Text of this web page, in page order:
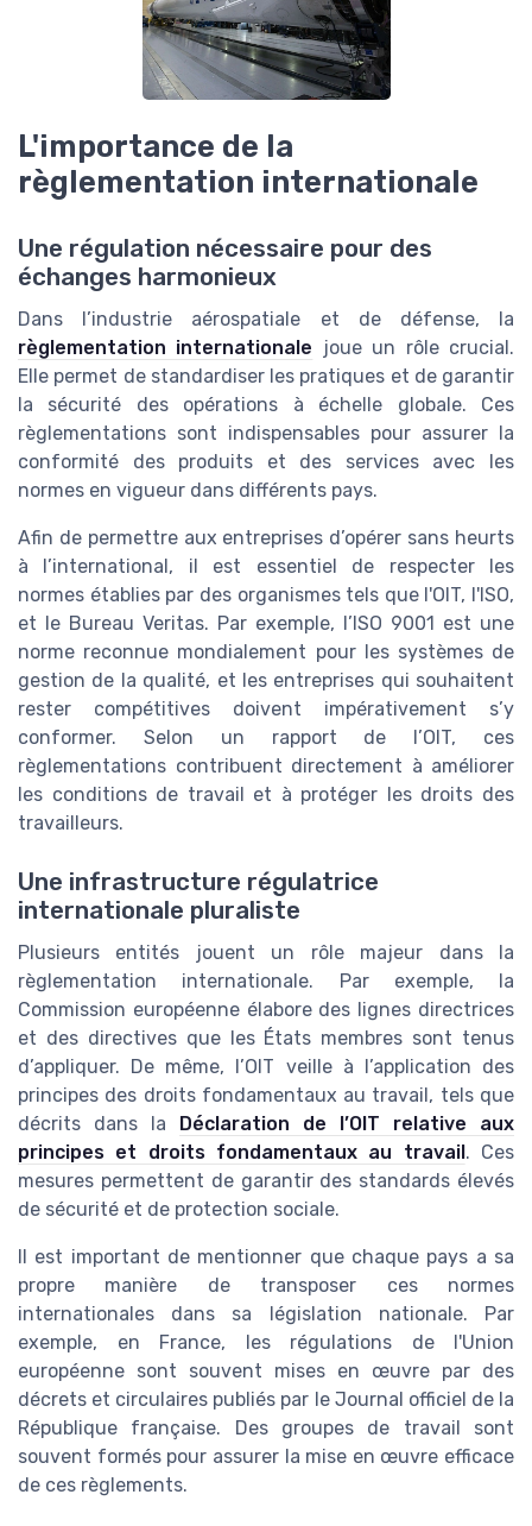
L'importance de la
règlementation internationale
Une régulation nécessaire pour des
échanges harmonieux
Dans l’industrie aérospatiale et de défense, la
règlementation internationale joue un rôle crucial.
Elle permet de standardiser les pratiques et de garantir
la sécurité des opérations à échelle globale. Ces
règlementations sont indispensables pour assurer la
conformité des produits et des services avec les
normes en vigueur dans différents pays.
Afin de permettre aux entreprises d’opérer sans heurts
à l’international, il est essentiel de respecter les
normes établies par des organismes tels que l'OIT, l'ISO,
et le Bureau Veritas. Par exemple, l’ISO 9001 est une
norme reconnue mondialement pour les systèmes de
gestion de la qualité, et les entreprises qui souhaitent
rester compétitives doivent impérativement s’y
conformer. Selon un rapport de l’OIT, ces
règlementations contribuent directement à améliorer
les conditions de travail et à protéger les droits des
travailleurs.
Une infrastructure régulatrice
internationale pluraliste
Plusieurs entités jouent un rôle majeur dans la
règlementation internationale. Par exemple, la
Commission européenne élabore des lignes directrices
et des directives que les États membres sont tenus
d’appliquer. De même, l’OIT veille à l’application des
principes des droits fondamentaux au travail, tels que
décrits dans la Déclaration de l’OIT relative aux
principes et droits fondamentaux au travail. Ces
mesures permettent de garantir des standards élevés
de sécurité et de protection sociale.
Il est important de mentionner que chaque pays a sa
propre manière de transposer ces normes
internationales dans sa législation nationale. Par
exemple, en France, les régulations de l'Union
européenne sont souvent mises en œuvre par des
décrets et circulaires publiés par le Journal officiel de la
République française. Des groupes de travail sont
souvent formés pour assurer la mise en œuvre efficace
de ces règlements.